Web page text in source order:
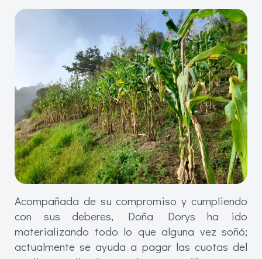
Acompañada de su compromiso y cumpliendo
con sus deberes, Doña Dorys ha ido
materializando todo lo que alguna vez soñó;
actualmente se ayuda a pagar las cuotas del